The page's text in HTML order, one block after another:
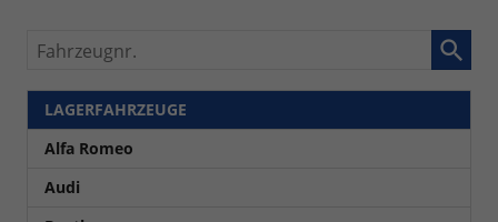
Fahrzeugnr.
LAGERFAHRZEUGE
Alfa Romeo
Audi